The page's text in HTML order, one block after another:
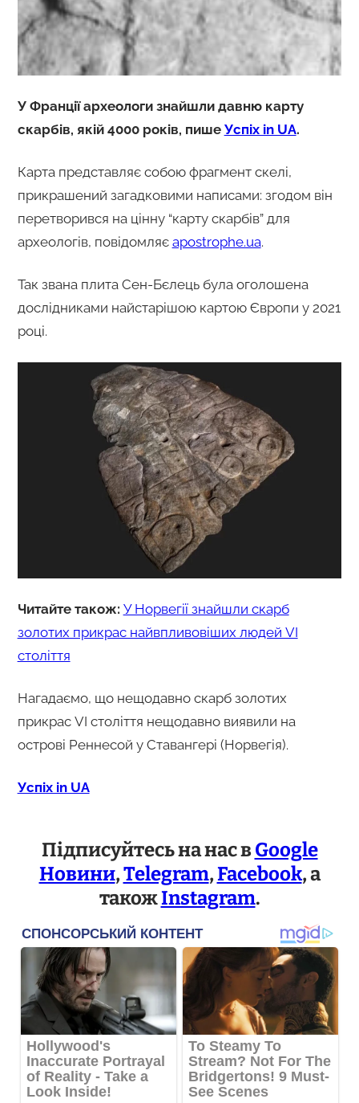
У Франції археологи знайшли давню карту
скарбів, якій 4000 років, пише Успіх in UA.
Карта представляє собою фрагмент скелі,
прикрашений загадковими написами: згодом він
перетворився на цінну “карту скарбів” для
археологів, повідомляє apostrophe.ua.
Так звана плита Сен-Бєлець була оголошена
дослідниками найстарішою картою Європи у 2021
році.
Читайте також: У Норвегії знайшли скарб
золотих прикрас найвпливовіших людей VI
століття
Нагадаємо, що нещодавно скарб золотих
прикрас VI століття нещодавно виявили на
острові Реннесой у Ставангері (Норвегія).
Успіх in UA
Підписуйтесь на нас вGoogle
Новини,Telegram,Facebook, а
такожInstagram.